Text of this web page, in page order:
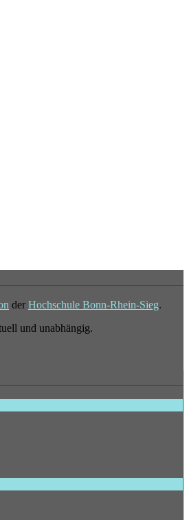
der Hochschule Bonn-Rhein-Sieg.
und unabhängig.